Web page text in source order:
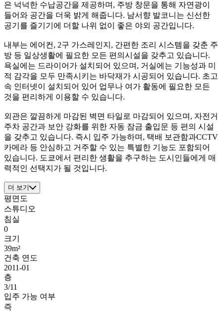
은 넉넉한 수납공간을 제공하며, 주방 창문을 통해 자연광이
들어와 공간을 더욱 밝게 해줍니다. 남서향 발코니는 신선한
공기를 즐기기에 더할 나위 없이 좋은 야외 공간입니다.
내부는 에어컨, 2구 가스레인지, 간편한 조리 시스템을 갖춘 주
방 등 일상생활에 필요한 모든 편의시설을 갖추고 있습니다.
욕실에는 드라이어가 설치되어 있으며, 거실에는 기능성과 미
적 감각을 모두 만족시키는 바닥재가 시공되어 있습니다. 초고
속 인터넷이 설치되어 있어 업무나 여가 활동에 필요한 모든
것을 편리하게 이용할 수 있습니다.
외관은 깔끔하게 마감된 벽면 타일로 마감되어 있으며, 자전거
주차 공간과 보안 강화를 위한 자동 잠금 출입문 등 편의 시설
을 갖추고 있습니다. 즉시 입주 가능하며, 택배 보관함과CCTV
카메라 등 안심하고 거주할 수 있는 특별한 기능도 포함되어
있습니다. 도쿄에서 편리한 생활을 추구하는 도시인들에게 매
력적인 선택지가 될 것입니다.
더 보기
평면도
스튜디오
침실
0
크기
39m²
건축 연도
2011-01
층
3/11
입주 가능 여부
즉